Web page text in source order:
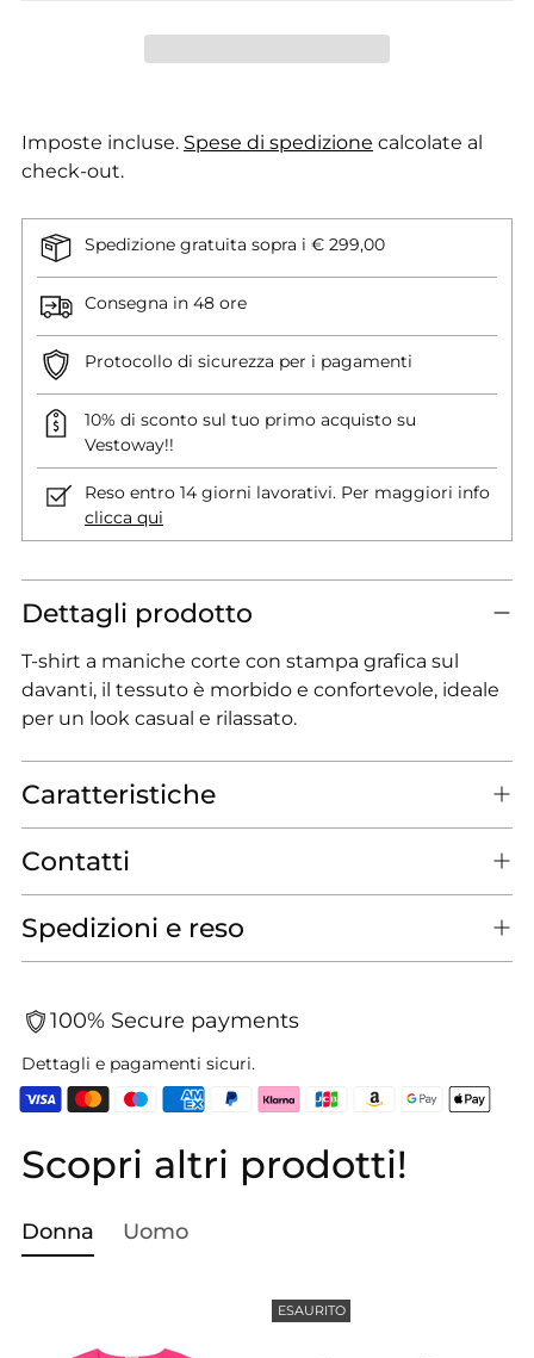
Imposte incluse. Spese di spedizione calcolate al
check-out.
Spedizione gratuita sopra i € 299,00
Consegna in 48 ore
Protocollo di sicurezza per i pagamenti
10% di sconto sul tuo primo acquisto su
Vestoway!!
Reso entro 14 giorni lavorativi. Per maggiori info
clicca qui
Dettagli prodotto
T-shirt a maniche corte con stampa grafica sul
davanti, il tessuto è morbido e confortevole, ideale
per un look casual e rilassato.
Caratteristiche
Contatti
Spedizioni e reso
100% Secure payments
Dettagli e pagamenti sicuri.
Aggiungere
un
al
Scopri altri prodotti!
Donna Uomo
ESAURITO